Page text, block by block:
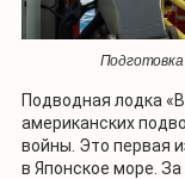
Подводная лодка
американских
войны. Это первая
в Японское море.